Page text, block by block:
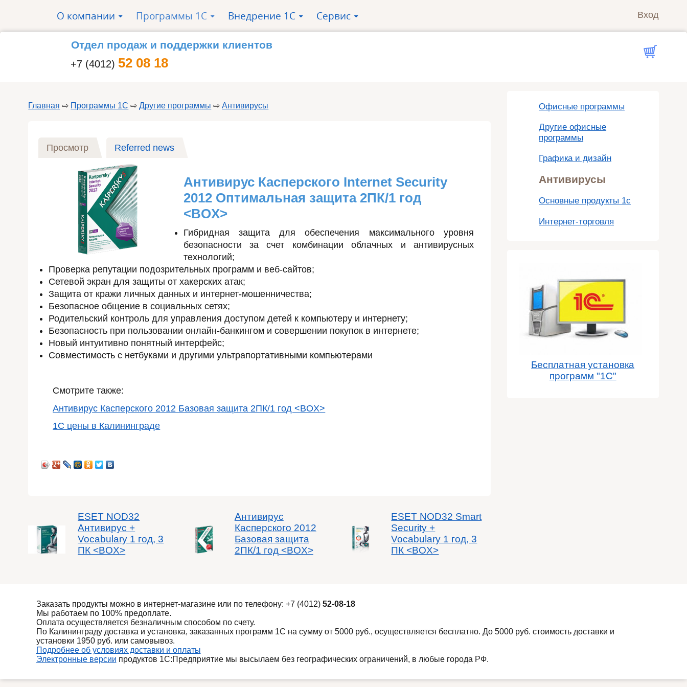
О компании Программы 1С Внедрение 1С Сервис Вход
Отдел продаж и поддержки клиентов
+7 (4012) 52 08 18
Вы здесь
Главная ⇨ Программы 1С ⇨Другие программы ⇨Антивирусы
Главные вкладки
Просмотр (активная вкладка)
Referred news
Антивирус Касперского Internet Security
2012 Оптимальная защита 2ПК/1 год
<BOX>
Гибридная защита для обеспечения максимального уровня
безопасности за счет комбинации облачных и антивирусных
технологий;
Проверка репутации подозрительных программ и веб-сайтов;
Сетевой экран для защиты от хакерских атак;
Защита от кражи личных данных и интернет-мошенничества;
Безопасное общение в социальных сетях;
Родительский контроль для управления доступом детей к компьютеру и интернету;
Безопасность при пользовании онлайн-банкингом и совершении покупок в интернете;
Новый интуитивно понятный интерфейс;
Совместимость с нетбуками и другими ультрапортативными компьютерами
Смотрите также:
Антивирус Касперского 2012 Базовая защита 2ПК/1 год <BOX>
1С цены в Калининграде
ESET NOD32
Антивирус +
Vocabulary 1 год, 3
ПК <BOX>
Антивирус
Касперского 2012
Базовая защита
2ПК/1 год <BOX>
ESET NOD32 Smart
Security +
Vocabulary 1 год, 3
ПК <BOX>
Офисные программы
Другие офисные
программы
Графика и дизайн
Антивирусы
Основные продукты 1с
Интернет-торговля
Бесплатная установка
программ "1С"
Заказать продукты можно в интернет-магазине или по телефону: +7 (4012)52-08-18
Мы работаем по 100% предоплате.
Оплата осуществляется безналичным способом по счету.
По Калининграду доставка и установка, заказанных программ 1С на сумму от 5000 руб., осуществляется бесплатно. До 5000 руб. стоимость доставки и
установки 1950 руб. или самовывоз.
Подробнее об условиях доставки и оплаты
Электронные версии продуктов 1С:Предприятие мы высылаем без географических ограничений, в любые города РФ.